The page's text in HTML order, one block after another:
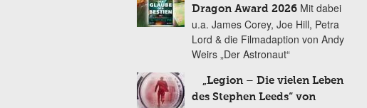
Dragon Award 2026 Mit dabei
u.a. James Corey, Joe Hill, Petra
Lord & die Filmadaption von Andy
Weirs „Der Astronaut“
„Legion – Die vielen Leben
des Stephen Leeds“ von